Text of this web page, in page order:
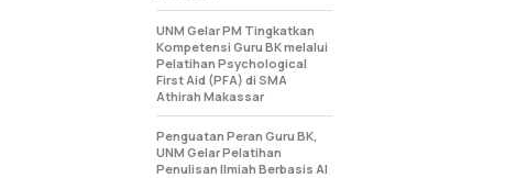
UNM Gelar PM Tingkatkan
Kompetensi Guru BK melalui
Pelatihan Psychological
First Aid (PFA) di SMA
Athirah Makassar
Penguatan Peran Guru BK,
UNM Gelar Pelatihan
Penulisan Ilmiah Berbasis AI